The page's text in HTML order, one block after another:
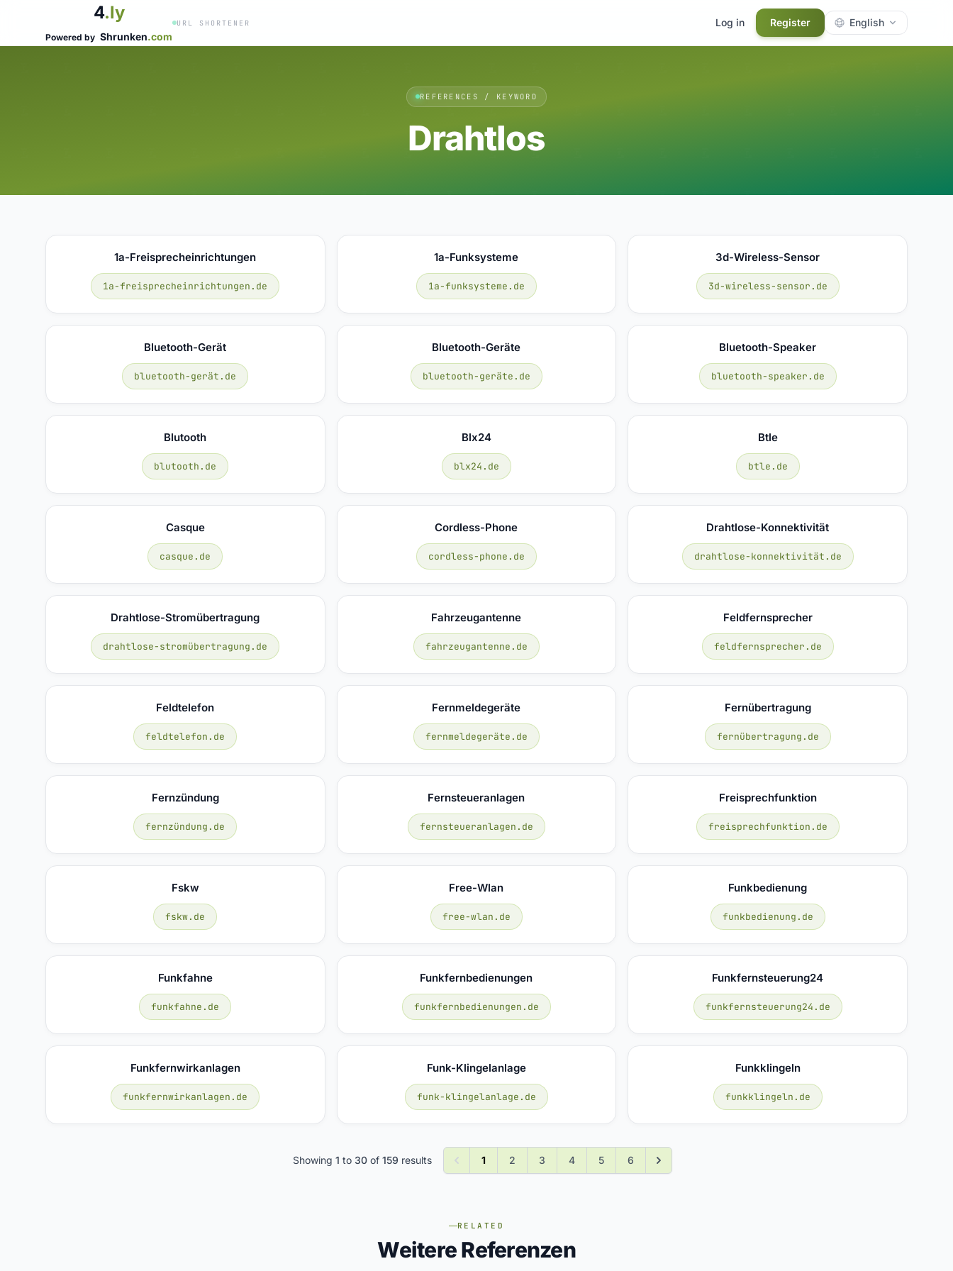
4.ly
Powered by Shrunken.com
URL SHORTENER Log in Register English
REFERENCES / KEYWORD
Drahtlos
1a-Freisprecheinrichtungen
1a-freisprecheinrichtungen.de
1a-Funksysteme
1a-funksysteme.de
3d-Wireless-Sensor
3d-wireless-sensor.de
Bluetooth-Gerät
bluetooth-gerät.de
Bluetooth-Geräte
bluetooth-geräte.de
Bluetooth-Speaker
bluetooth-speaker.de
Blutooth
blutooth.de
Blx24
blx24.de
Btle
btle.de
Casque
casque.de
Cordless-Phone
cordless-phone.de
Drahtlose-Konnektivität
drahtlose-konnektivität.de
Drahtlose-Stromübertragung
drahtlose-stromübertragung.de
Fahrzeugantenne
fahrzeugantenne.de
Feldfernsprecher
feldfernsprecher.de
Feldtelefon
feldtelefon.de
Fernmeldegeräte
fernmeldegeräte.de
Fernübertragung
fernübertragung.de
Fernzündung
fernzündung.de
Fernsteueranlagen
fernsteueranlagen.de
Freisprechfunktion
freisprechfunktion.de
Fskw
fskw.de
Free-Wlan
free-wlan.de
Funkbedienung
funkbedienung.de
Funkfahne
funkfahne.de
Funkfernbedienungen
funkfernbedienungen.de
Funkfernsteuerung24
funkfernsteuerung24.de
Funkfernwirkanlagen
funkfernwirkanlagen.de
Funk-Klingelanlage
funk-klingelanlage.de
Funkklingeln
funkklingeln.de
Showing 1 to 30of 159 results 1 2 3 4 5 6
RELATED
Weitere Referenzen